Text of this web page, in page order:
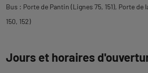
Bus : Porte de Pantin (Lignes 75, 151), Porte de
150, 152)
Jours et horaires